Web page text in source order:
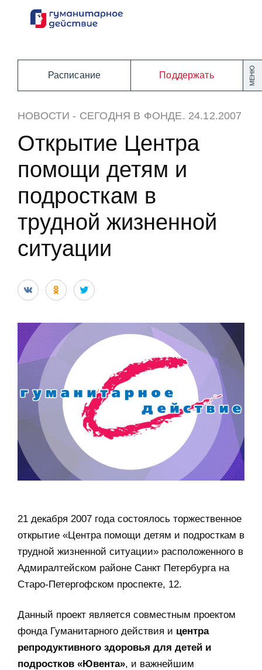
Перейти
МЕНЮ
Расписание Поддержать
НОВОСТИ - СЕГОДНЯ В ФОНДЕ. 24.12.2007
Открытие Центра
помощи детям и
подросткам в
трудной жизненной
ситуации
21 декабря 2007 года состоялось торжественное
открытие «Центра помощи детям и подросткам в
трудной жизненной ситуации» расположенного в
Адмиралтейском районе Санкт Петербурга на
Старо-Петергофском проспекте, 12.
Данный проект является совместным проектом
фонда Гуманитарного действия и центра
репродуктивного здоровья для детей и
подростков «Ювента», и важнейшим